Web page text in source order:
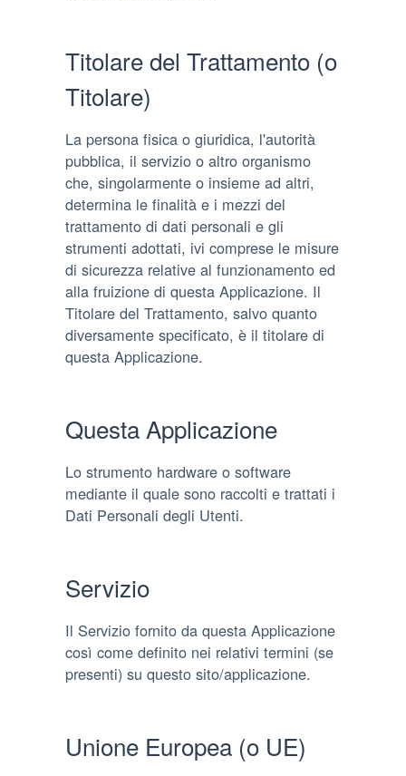
Titolare del Trattamento (o
Titolare)
La persona fisica o giuridica, l'autorità
pubblica, il servizio o altro organismo
che, singolarmente o insieme ad altri,
determina le finalità e i mezzi del
trattamento di dati personali e gli
strumenti adottati, ivi comprese le misure
di sicurezza relative al funzionamento ed
alla fruizione di questa Applicazione. Il
Titolare del Trattamento, salvo quanto
diversamente specificato, è il titolare di
questa Applicazione.
Questa Applicazione
Lo strumento hardware o software
mediante il quale sono raccolti e trattati i
Dati Personali degli Utenti.
Servizio
Il Servizio fornito da questa Applicazione
così come definito nei relativi termini (se
presenti) su questo sito/applicazione.
Unione Europea (o UE)